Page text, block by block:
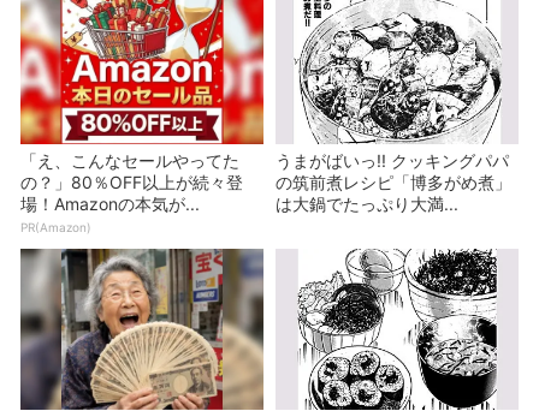
「え、こんなセールやってた
の？」80％OFF以上が続々登
場！Amazonの本気が...
PR(Amazon)
うまがばいっ!! クッキングパパ
の筑前煮レシピ「博多がめ煮」
は大鍋でたっぷり大満...